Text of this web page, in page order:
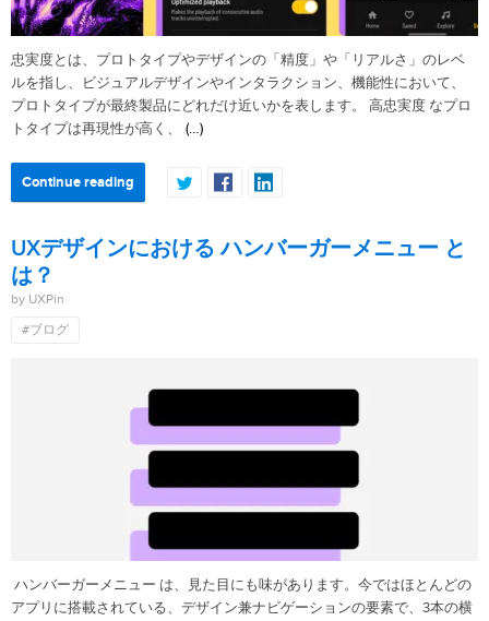
忠実度とは、プロトタイプやデザインの「精度」や「リアルさ」のレベ
ルを指し、ビジュアルデザインやインタラクション、機能性において、
プロトタイプが最終製品にどれだけ近いかを表します。 高忠実度 なプロ
トタイプは再現性が高く、
(…)
Continue reading
UXデザインにおける ハンバーガーメニュー と
は？
by UXPin
#ブログ
ハンバーガーメニュー は、見た目にも味があります。今ではほとんどの
アプリに搭載されている、デザイン兼ナビゲーションの要素で、3本の横